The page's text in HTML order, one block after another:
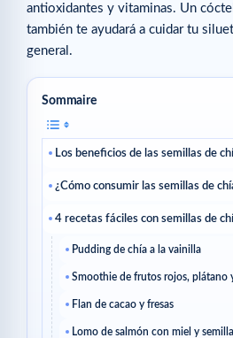
antioxidantes y vitaminas. Un
también te ayudará a cuidar tu
general.
Sommaire
Los beneficios de las semillas de
¿Cómo consumir las semillas de
4 recetas fáciles con semillas de
Pudding de chía a la vainilla
Smoothie de frutos rojos, plátano
Flan de cacao y fresas
Lomo de salmón con miel y